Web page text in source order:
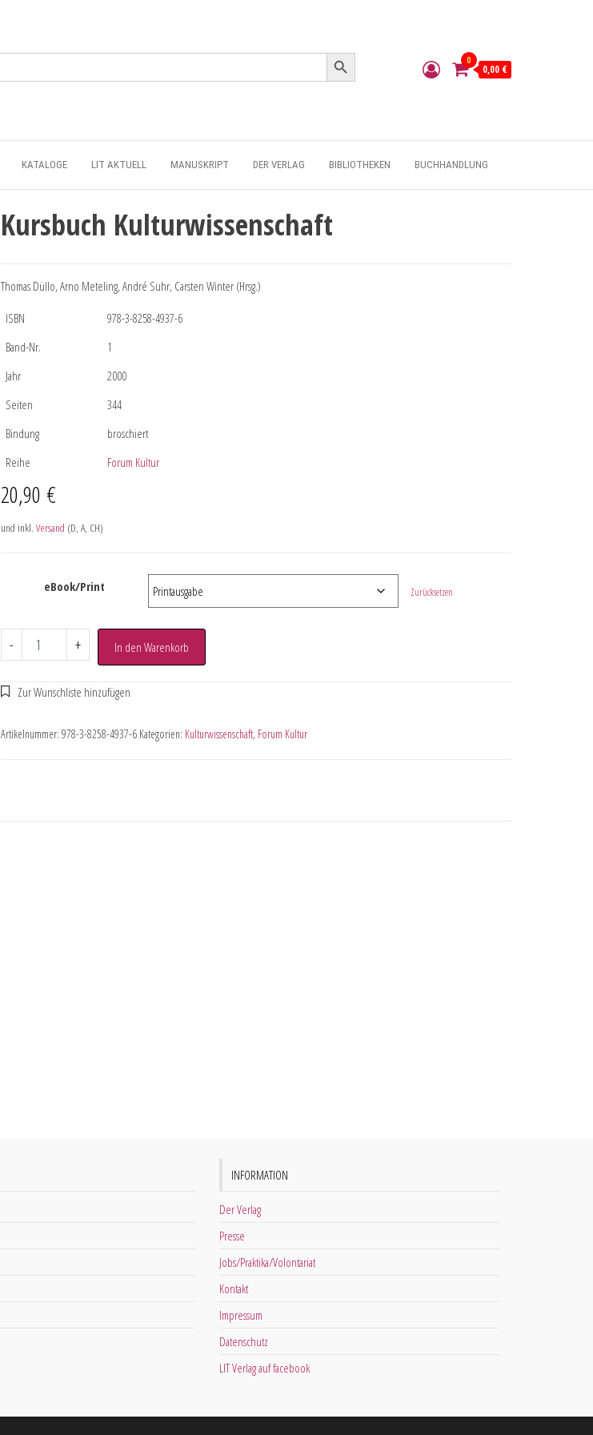
Search Button
0
0,00 €
KATALOGE LIT AKTUELL MANUSKRIPT DER VERLAG BIBLIOTHEKEN BUCHHANDLUNG
Kursbuch Kulturwissenschaft
Thomas Düllo, Arno Meteling, André Suhr, Carsten Winter (Hrsg.)
ISBN
978-3-8258-4937-6
Band-Nr.
1
Jahr
2000
Seiten
344
Bindung
broschiert
Reihe
Forum Kultur
20,90 €
und inkl. Versand (D, A, CH)
eBook/Print Zurücksetzen
- + In den Warenkorb
Artikelnummer: 978-3-8258-4937-6 Kategorien: Kulturwissenschaft, Forum Kultur
INFORMATION
Der Verlag
Presse
Jobs/Praktika/Volontariat
Kontakt
Impressum
Datenschutz
LIT Verlag auf facebook